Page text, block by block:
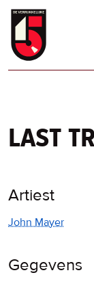
Overslaan
naar
last
Artiest
John Mayer
Gegevens